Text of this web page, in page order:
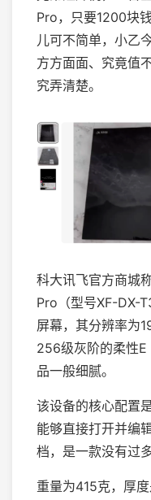
Pro，只要1200块
儿可不简单，小乙
方方面面、究竟值
究弄清楚。
科大讯飞官方商城
Pro（型号XF-DX-
屏幕，其分辨率为
256级灰阶的柔性E
品一般细腻。
该设备的核心配置
能够直接打开并编
档，是一款没有过
重量为415克，厚